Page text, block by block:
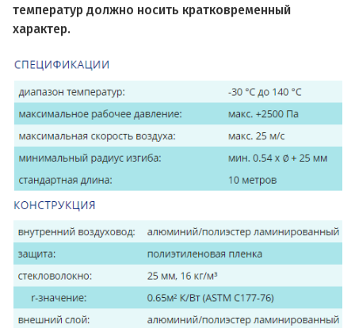
температур должно носить кратковременный
характер.